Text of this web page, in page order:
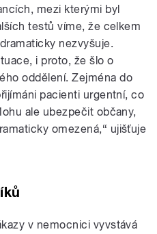
mezi kterými byl
testů víme, že celkem
nezvyšuje.
i proto, že šlo o
oddělení. Zejména do
pacienti urgentní, co
ale ubezpečit občany,
omezená,“ ujišťuje
v nemocnici vyvstává